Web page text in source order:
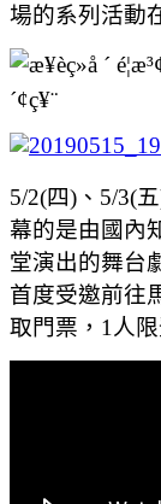
場的系列活動
5/2(四)、5/3(
幕的是由國內
堂演出的舞台
首度受邀前往
取門票，1人限